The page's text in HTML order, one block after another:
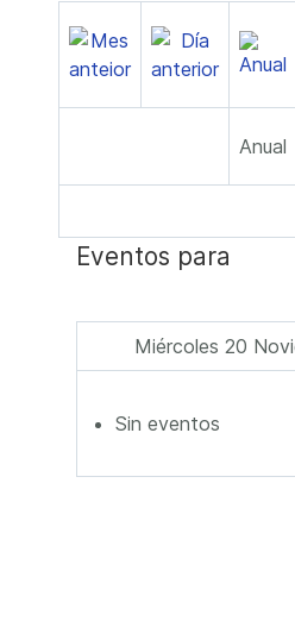
Anual
Eventos para
Miércoles 20
Sin eventos